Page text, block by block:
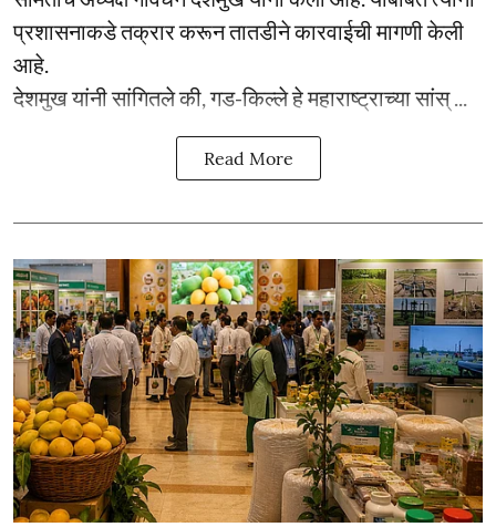
प्रशासनाकडे तक्रार करून तातडीने कारवाईची मागणी केली
आहे.
देशमुख यांनी सांगितले की, गड-किल्ले हे महाराष्ट्राच्या सांस् ...
Read More